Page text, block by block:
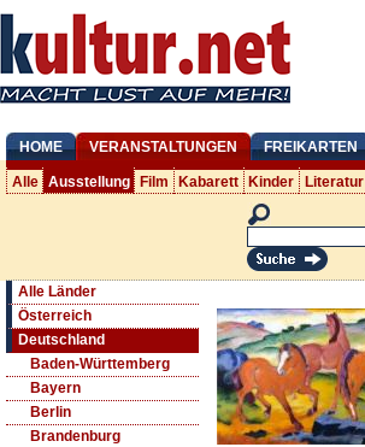
HOME VERANSTALTUNGEN FREIKARTEN
Alle Ausstellung Film Kabarett Kinder Literatur
Alle Länder
Österreich
Deutschland
Baden-Württemberg
Bayern
Berlin
Brandenburg